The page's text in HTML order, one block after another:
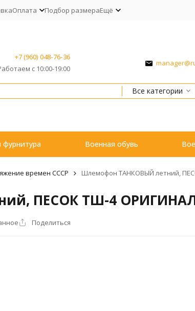
Оплата Подбор размераЕщё
+7 (960) 048-76-36
с 10:00-19:00
Все категории
фурнитура Военная обувь
времен СССР Шлемофон ТАНКОВЫЙ летний,
ПЕСОК ТШ-4
Поделиться